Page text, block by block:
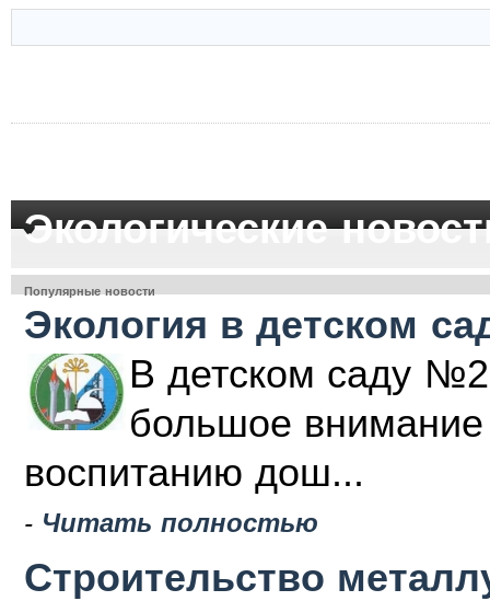
Экологические
Популярные новости
Экология в детском
В детском саду
большое внимание
воспитанию дош...
- Читать полностью
Строительство